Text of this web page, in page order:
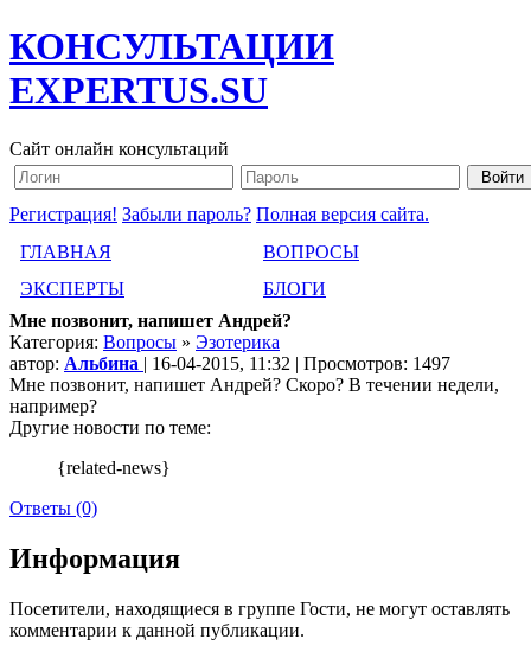
КОНСУЛЬТАЦИИ
EXPERTUS.SU
Сайт онлайн консультаций
Регистрация! Забыли пароль? Полная версия сайта.
ГЛАВНАЯ
ВОПРОСЫ
ЭКСПЕРТЫ
БЛОГИ
Мне позвонит, напишет Андрей?
Категория: Вопросы » Эзотерика
автор: Альбина | 16-04-2015, 11:32 | Просмотров: 1497
Мне позвонит, напишет Андрей? Скоро? В течении недели,
например?
Другие новости по теме:
{related-news}
Ответы (0)
Информация
Посетители, находящиеся в группе Гости, не могут оставлять
комментарии к данной публикации.